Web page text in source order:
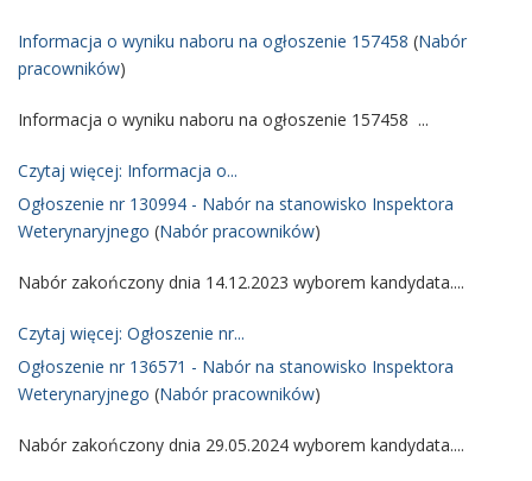
Informacja o wyniku naboru na ogłoszenie 157458 (Nabór
pracowników)
Informacja o wyniku naboru na ogłoszenie 157458 ...
Czytaj więcej: Informacja o...
Ogłoszenie nr 130994 - Nabór na stanowisko Inspektora
Weterynaryjnego (Nabór pracowników)
Nabór zakończony dnia 14.12.2023 wyborem kandydata....
Czytaj więcej: Ogłoszenie nr...
Ogłoszenie nr 136571 - Nabór na stanowisko Inspektora
Weterynaryjnego (Nabór pracowników)
Nabór zakończony dnia 29.05.2024 wyborem kandydata....